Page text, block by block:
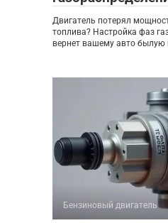
Двигатель потерял
топлива? Настройка фаз
вернет вашему авто былую
Бензиновый двигатель